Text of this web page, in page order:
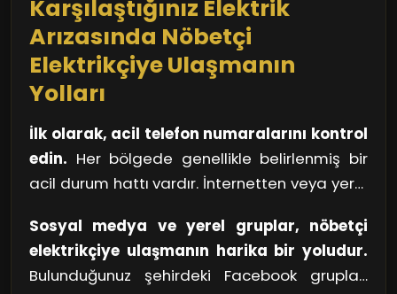
evinizdeki bir priz çalışmadığında, hemen
yanınızda onları buluyorsunuz.
çözümler ürettikleri için, gecenin karanlığını
yok etmede önemli bir rol oynuyorlar. Siz
düşüncelerde kaybolmuşken, onlar sorunun
üzerine gidiyor ve kısa sürede çözüm üretiyor.
Fulya bölgesinin geceleri, bu cesur nöbetçi
elektrikçiler sayesinde ışıl ışıl. Bir kahramanın
kollarında hayata devam etmek, bu kadar
kolay olabiliyor!
Karşılaştığınız Elektrik
Arızasında Nöbetçi
Elektrikçiye Ulaşmanın
Yolları
İlk olarak, acil telefon numaralarını kontrol
edin. Her bölgede genellikle belirlenmiş bir
acil durum hattı vardır. İnternetten veya yerel
bulabilirsiniz. Özellikle kış aylarında ya da kötü
hava koşullarında elektrik arızaları
artabileceğinden, bu numaraları elinizin
Sosyal medya ve yerel gruplar, nöbetçi
elektrikçiye ulaşmanın harika bir yoludur.
Bulunduğunuz şehirdeki Facebook grupları